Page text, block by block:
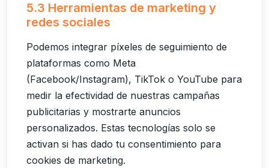
5.3 Herramientas de marketing y
redes sociales
Podemos integrar píxeles de seguimiento de
plataformas como Meta
(Facebook/Instagram), TikTok o YouTube para
medir la efectividad de nuestras campañas
publicitarias y mostrarte anuncios
personalizados. Estas tecnologías solo se
activan si has dado tu consentimiento para
cookies de marketing.